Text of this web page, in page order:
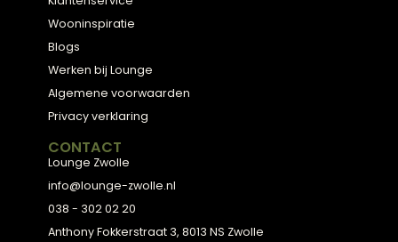
Eetkamerstoelen
Eettafels
Salontafels
Fauteuils
Klantenservice
Blogs
Werken bij Lounge